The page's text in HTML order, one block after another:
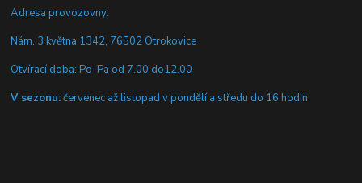
Adresa provozovny:
Nám. 3 května 1342, 76502 Otrokovice
Otvírací doba: Po-Pa od 7.00 do12.00
V sezonu:červenec až listopad v pondělí a středu do 16 hodin.